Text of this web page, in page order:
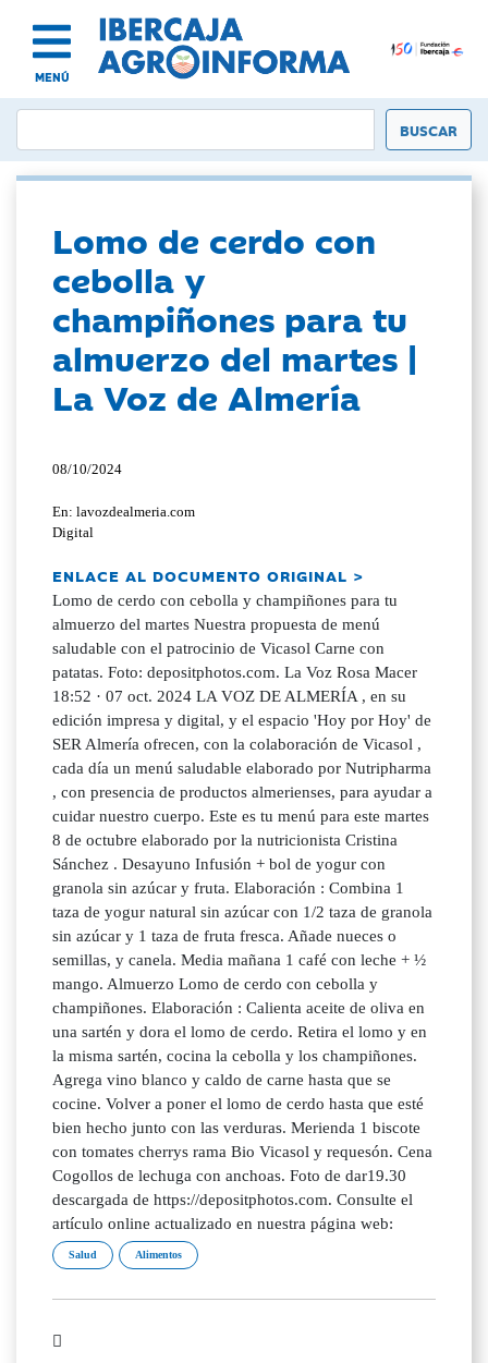
MENÚ
Lomo de cerdo con
cebolla y
champiñones para tu
almuerzo del martes |
La Voz de Almería
08/10/2024
En: lavozdealmeria.com
Digital
ENLACE AL DOCUMENTO ORIGINAL >
Lomo de cerdo con cebolla y champiñones para tu
almuerzo del martes Nuestra propuesta de menú
saludable con el patrocinio de Vicasol Carne con
patatas. Foto: depositphotos.com. La Voz Rosa Macer
18:52 · 07 oct. 2024 LA VOZ DE ALMERÍA , en su
edición impresa y digital, y el espacio 'Hoy por Hoy' de
SER Almería ofrecen, con la colaboración de Vicasol ,
cada día un menú saludable elaborado por Nutripharma
, con presencia de productos almerienses, para ayudar a
cuidar nuestro cuerpo. Este es tu menú para este martes
8 de octubre elaborado por la nutricionista Cristina
Sánchez . Desayuno Infusión + bol de yogur con
granola sin azúcar y fruta. Elaboración : Combina 1
taza de yogur natural sin azúcar con 1/2 taza de granola
sin azúcar y 1 taza de fruta fresca. Añade nueces o
semillas, y canela. Media mañana 1 café con leche + ½
mango. Almuerzo Lomo de cerdo con cebolla y
champiñones. Elaboración : Calienta aceite de oliva en
una sartén y dora el lomo de cerdo. Retira el lomo y en
la misma sartén, cocina la cebolla y los champiñones.
Agrega vino blanco y caldo de carne hasta que se
cocine. Volver a poner el lomo de cerdo hasta que esté
bien hecho junto con las verduras. Merienda 1 biscote
con tomates cherrys rama Bio Vicasol y requesón. Cena
Cogollos de lechuga con anchoas. Foto de dar19.30
descargada de https://depositphotos.com. Consulte el
artículo online actualizado en nuestra página web:
Salud Alimentos